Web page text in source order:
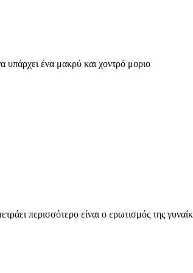
υπάρχει ένα μακρύ και χοντρό μοριο
περισσότερο είναι ο ερωτισμός της